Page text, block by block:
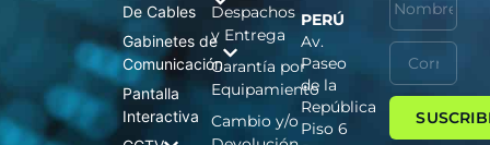
De Cables
Gabinetes de
Comunicación
Pantalla
Interactiva
Despachos
y Entrega
Garantía por
Equipamiento
Cambio y/o
PERÚ
Av.
Paseo
de la
República
Piso 6